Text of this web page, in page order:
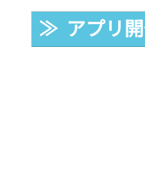
≫  アプリ開